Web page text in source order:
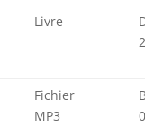
Livre
Fichier
MP3